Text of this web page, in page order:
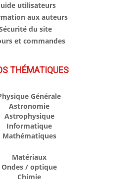
utilisateurs
aux auteurs
du site
et commandes
THÉMATIQUES
Générale
Astronomie
Astrophysique
Informatique
Mathématiques
Matériaux
Ondes / optique
Chimie